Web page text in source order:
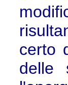
certo
delle